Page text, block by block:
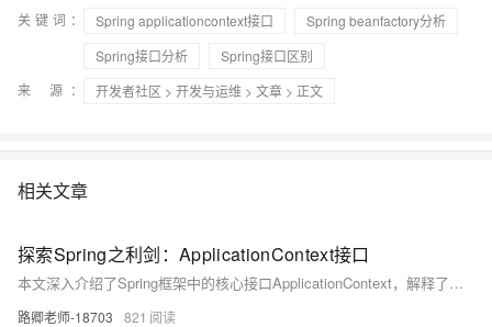
关键词：
Spring applicationcontext接口
Spring beanfactory分析
Spring接口分析
Spring接口区别
来 源：
开发者社区 > 开发与运维 > 文章 > 正文
相关文章
探索Spring之利剑：ApplicationContext接口
本文深入介绍了Spring框架中的核心接口ApplicationContext，解释了其作为应用容器的功能，包括事件发布、国际化支持等，并通过基于XML和注解的配置示例展示了如何使用ApplicationContext管理Bean实例。
路卿老师-18703 821